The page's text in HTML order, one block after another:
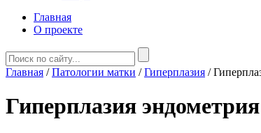
Главная
О проекте
Главная /Патологии матки /Гиперплазия /
Гиперплазия